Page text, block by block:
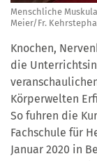
Menschliche
Meier/Fr.
Knochen,
die
Körperwelten
So fuhren die
Fachschule für
Januar 2020 in